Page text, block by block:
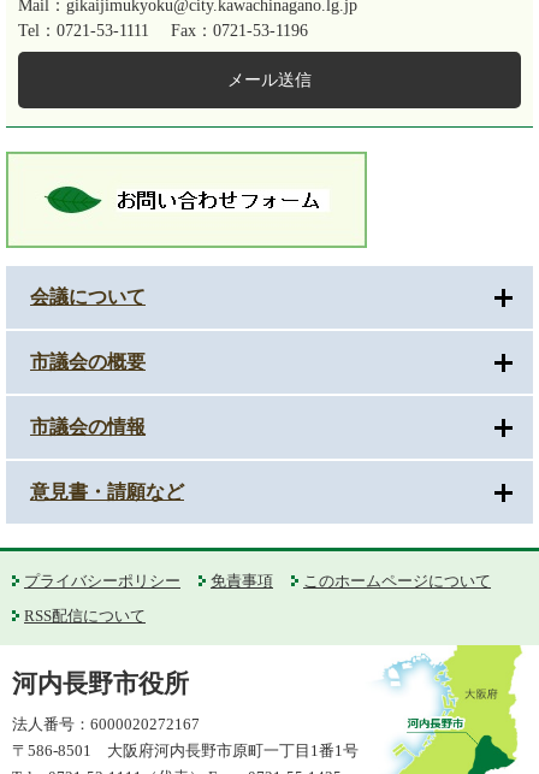
Mail：gikaijimukyoku@city.kawachinagano.lg.jp
Tel：0721-53-1111
Fax：0721-53-1196
メール送信
会議について
市議会の概要
市議会の情報
意見書・請願など
プライバシーポリシー 免責事項
このホームページについて
RSS配信について
河内長野市役所
法人番号：6000020272167
〒586-8501 大阪府河内長野市原町一丁目1番1号